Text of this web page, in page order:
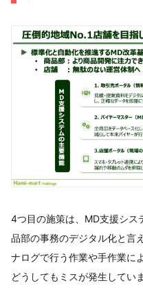
4つ目の施策は、MD支援シス
品部の事務のデジタル化と言
ナログで行う作業や手作業に
どうしてもミスが発生してい